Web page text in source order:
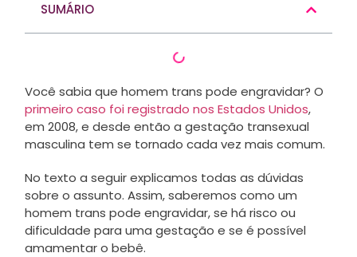
SUMÁRIO
Você sabia que homem trans pode engravidar? O
primeiro caso foi registrado nos Estados Unidos,
em 2008, e desde então a gestação transexual
masculina tem se tornado cada vez mais comum.
No texto a seguir explicamos todas as dúvidas
sobre o assunto. Assim, saberemos como um
homem trans pode engravidar, se há risco ou
dificuldade para uma gestação e se é possível
amamentar o bebê.